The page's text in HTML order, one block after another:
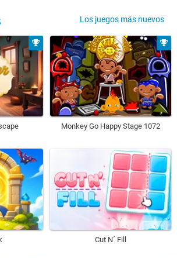
Los juegos más nuevos
Monkey Go Happy Stage 1072
Cut N´ Fill